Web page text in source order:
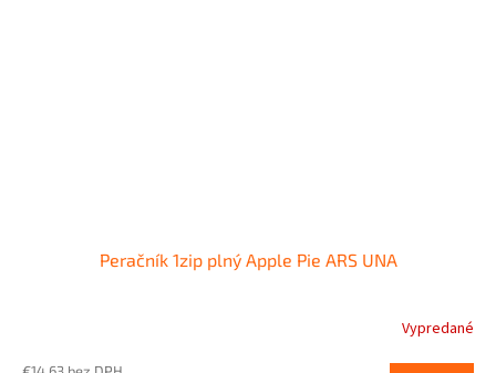
Peračník 1zip plný Apple Pie ARS UNA
Vypredané